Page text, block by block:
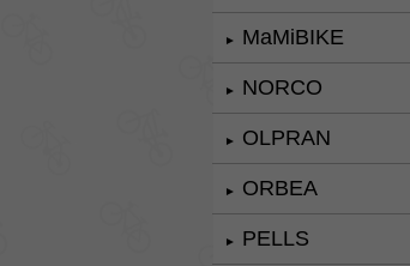
► MaMiBIKE
► NORCO
► OLPRAN
► ORBEA
► PELLS